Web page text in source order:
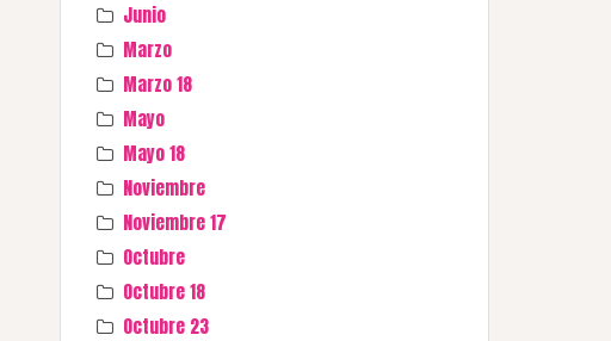
Junio
Marzo
Marzo 18
Mayo
Mayo 18
Noviembre
Noviembre 17
Octubre
Octubre 18
Octubre 23